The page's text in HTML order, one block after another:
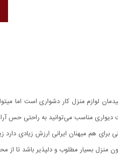
لوازم منزل کار دشواری است اما
دیواری مناسب می‌توانید به راحتی حس
برای هم میهنان ایرانی ارزش زیادی
منزل بسیار مطلوب و دلپذیر باشد تا از